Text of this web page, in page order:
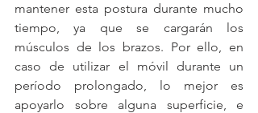
mantener esta postura durante mucho
tiempo, ya que se cargarán los
músculos de los brazos. Por ello, en
caso de utilizar el móvil durante un
período prolongado, lo mejor es
apoyarlo sobre alguna superficie, e